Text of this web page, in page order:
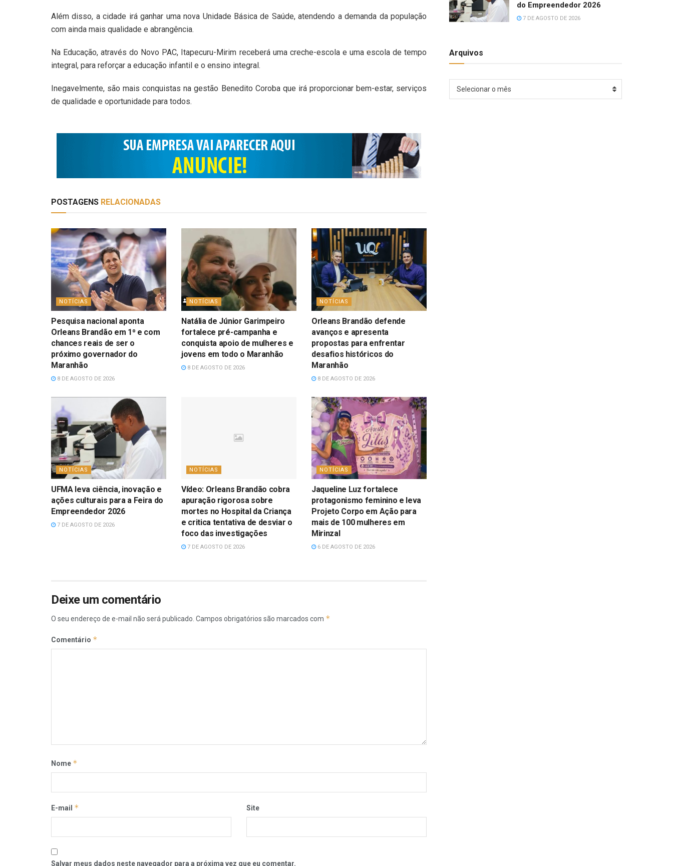
Além disso, a cidade irá ganhar uma nova Unidade Básica de Saúde, atendendo a demanda da população
com ainda mais qualidade e abrangência.
Na Educação, através do Novo PAC, Itapecuru-Mirim receberá uma creche-escola e uma escola de tempo
integral, para reforçar a educação infantil e o ensino integral.
Inegavelmente, são mais conquistas na gestão Benedito Coroba que irá proporcionar bem-estar, serviços
de qualidade e oportunidade para todos.
POSTAGENS RELACIONADAS
NOTÍCIAS
Pesquisa nacional aponta
Orleans Brandão em 1⁰ e com
chances reais de ser o
próximo governador do
Maranhão
8 DE AGOSTO DE 2026
NOTÍCIAS
Natália de Júnior Garimpeiro
fortalece pré-campanha e
conquista apoio de mulheres e
jovens em todo o Maranhão
8 DE AGOSTO DE 2026
NOTÍCIAS
Orleans Brandão defende
avanços e apresenta
propostas para enfrentar
desafios históricos do
Maranhão
8 DE AGOSTO DE 2026
NOTÍCIAS
UFMA leva ciência, inovação e
ações culturais para a Feira do
Empreendedor 2026
7 DE AGOSTO DE 2026
NOTÍCIAS
Vídeo: Orleans Brandão cobra
apuração rigorosa sobre
mortes no Hospital da Criança
e critica tentativa de desviar o
foco das investigações
7 DE AGOSTO DE 2026
NOTÍCIAS
Jaqueline Luz fortalece
protagonismo feminino e leva
Projeto Corpo em Ação para
mais de 100 mulheres em
Mirinzal
6 DE AGOSTO DE 2026
Deixe um comentário
O seu endereço de e-mail não será publicado. Campos obrigatórios são marcados com *
Comentário *
Nome *
E-mail * Site
Salvar meus dados neste navegador para a próxima vez que eu comentar.
do Empreendedor 2026
7 DE AGOSTO DE 2026
Arquivos
Selecionar o mês